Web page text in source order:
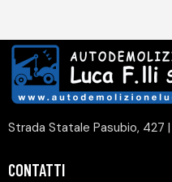
Strada Statale Pasubio, 427
CONTATTI